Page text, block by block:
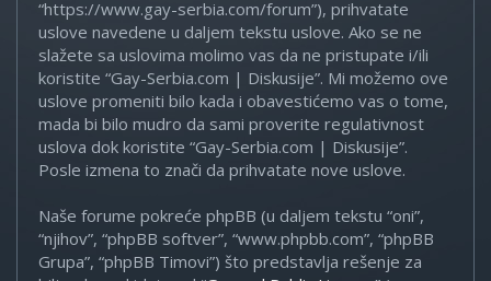
“https://www.gay-serbia.com/forum”), prihvatate
uslove navedene u daljem tekstu uslove. Ako se ne
slažete sa uslovima molimo vas da ne pristupate i/ili
koristite “Gay-Serbia.com | Diskusije”. Mi možemo ove
uslove promeniti bilo kada i obavestićemo vas o tome,
mada bi bilo mudro da sami proverite regulativnost
uslova dok koristite “Gay-Serbia.com | Diskusije”.
Posle izmena to znači da prihvatate nove uslove.
Naše forume pokreće phpBB (u daljem tekstu “oni”,
“njihov”, “phpBB softver”, “www.phpbb.com”, “phpBB
Grupa”, “phpBB Timovi”) što predstavlja rešenje za